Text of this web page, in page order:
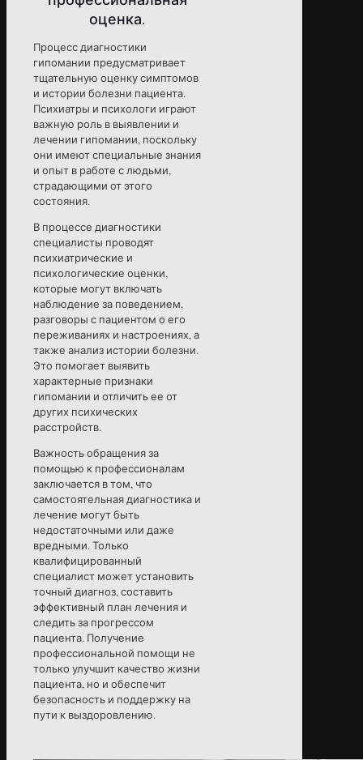
оценка.
Процесс диагностики
гипомании предусматривает
тщательную оценку симптомов
и истории болезни пациента.
Психиатры и психологи играют
важную роль в выявлении и
лечении гипомании, поскольку
они имеют специальные знания
и опыт в работе с людьми,
страдающими от этого
состояния.
В процессе диагностики
специалисты проводят
психиатрические и
психологические оценки,
которые могут включать
наблюдение за поведением,
разговоры с пациентом о его
переживаниях и настроениях, а
также анализ истории болезни.
Это помогает выявить
характерные признаки
гипомании и отличить ее от
других психических
расстройств.
Важность обращения за
помощью к профессионалам
заключается в том, что
самостоятельная диагностика и
лечение могут быть
недостаточными или даже
вредными. Только
квалифицированный
специалист может установить
точный диагноз, составить
эффективный план лечения и
следить за прогрессом
пациента. Получение
профессиональной помощи не
только улучшит качество жизни
пациента, но и обеспечит
безопасность и поддержку на
пути к выздоровлению.